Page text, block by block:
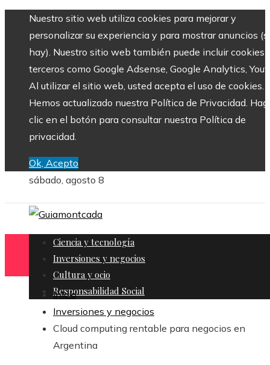
Nuestro sitio web utiliza cookies para mejorar y
personalizar su experiencia y para mostrar anuncios
hay). Nuestro sitio web también puede incluir cookies
terceros como Google Adsense, Google Analytics,
Al utilizar el sitio web, usted acepta el uso de cookies.
Hemos actualizado nuestra Política de Privacidad.
clic en el botón para consultar nuestra Política de
privacidad.
Ok, Acepto
sábado, agosto 8
Ciencia y tecnología
Inversiones y negocios
Cultura y ocio
Responsabilidad Social
Inicio
Inversiones y negocios
Cloud computing rentable para negocios en
Argentina